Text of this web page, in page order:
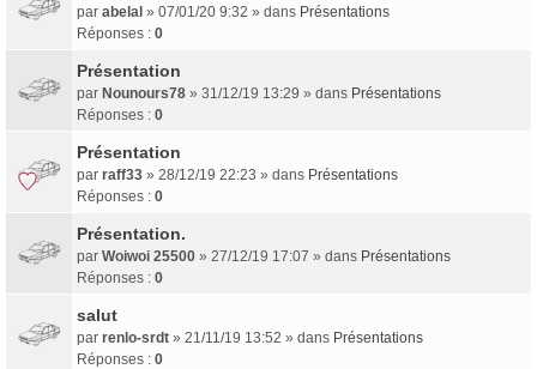
par abelal » 07/01/20 9:32 » dans Présentations
Réponses : 0
Présentation
par Nounours78 » 31/12/19 13:29 » dans Présentations
Réponses : 0
Présentation
par raff33 » 28/12/19 22:23 » dans Présentations
Réponses : 0
Présentation.
par Woiwoi 25500 » 27/12/19 17:07 » dans Présentations
Réponses : 0
salut
par renlo-srdt » 21/11/19 13:52 » dans Présentations
Réponses : 0